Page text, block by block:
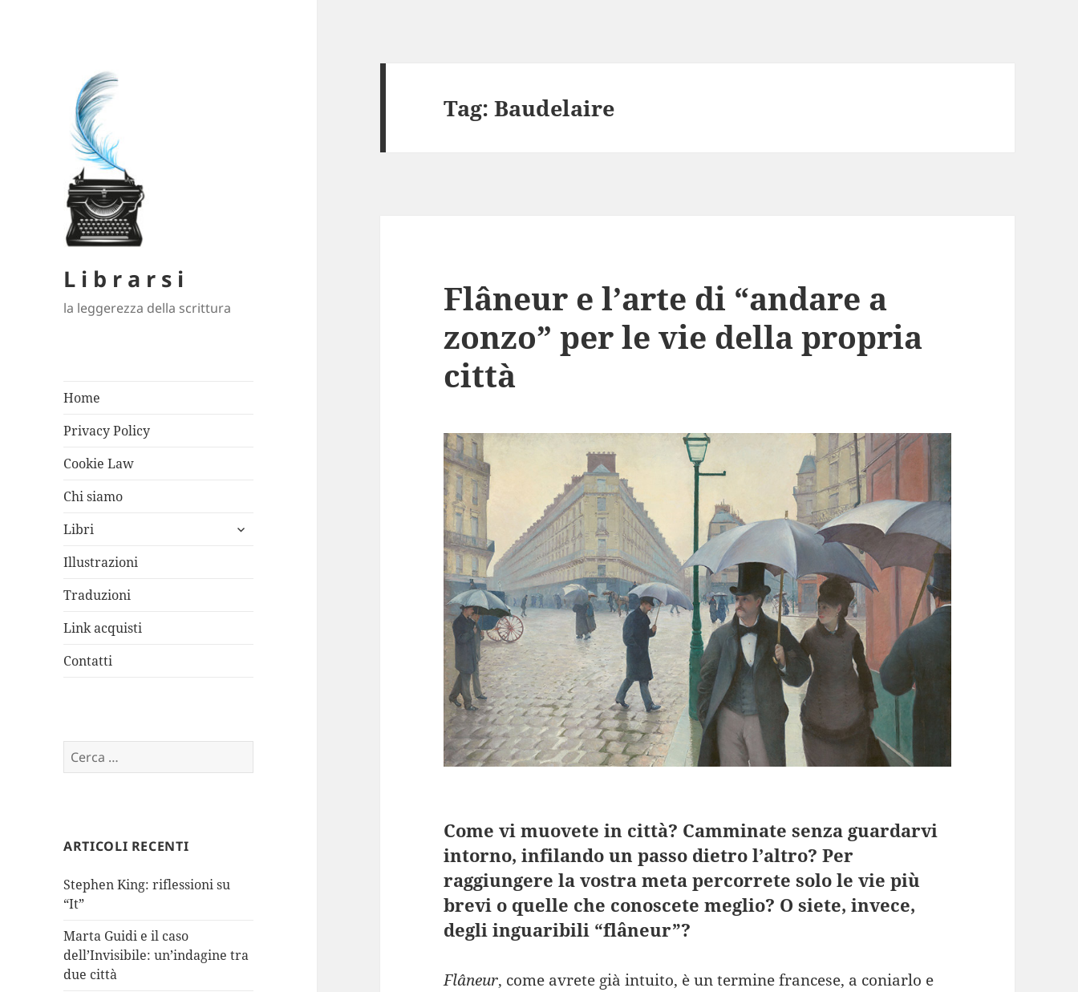
L i b r a r s i
la leggerezza della scrittura
Home
Privacy Policy
Cookie Law
Chi siamo
Libri
apri
Illustrazioni
Traduzioni
Link acquisti
Contatti
Ricerca
per:
ARTICOLI RECENTI
Stephen King: riflessioni su
“It”
Marta Guidi e il caso
dell’Invisibile: un’indagine tra
due città
Tag:Baudelaire
Flâneur e l’arte di “andare a
zonzo” per le vie della propria
città
Come vi muovete in città? Camminate senza guardarvi
intorno, infilando un passo dietro l’altro? Per
raggiungere la vostra meta percorrete solo le vie più
brevi o quelle che conoscete meglio? O siete, invece,
degli inguaribili “flâneur”?
Flâneur, come avrete già intuito, è un termine francese, a coniarlo e